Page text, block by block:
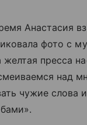
Анастасия
фото с
пресса
над
чужие слова